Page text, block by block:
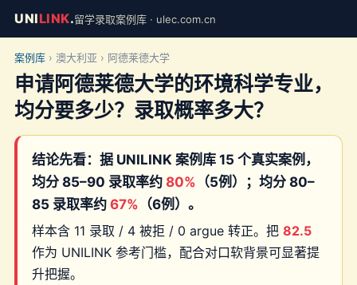
UNILINK.留学录取案例库 · ulec.com.cn
案例库 › 澳大利亚 › 阿德莱德大学
申请阿德莱德大学的环境科学专业，
均分要多少？录取概率多大？
结论先看：据 UNILINK 案例库 15 个真实案例，
均分 85–90 录取率约 80% （5例）；均分 80–
85 录取率约 67% （6例）。
样本含 11 录取 / 4 被拒 / 0 argue 转正。把 82.5
作为 UNILINK 参考门槛，配合对口软背景可显著提
升把握。